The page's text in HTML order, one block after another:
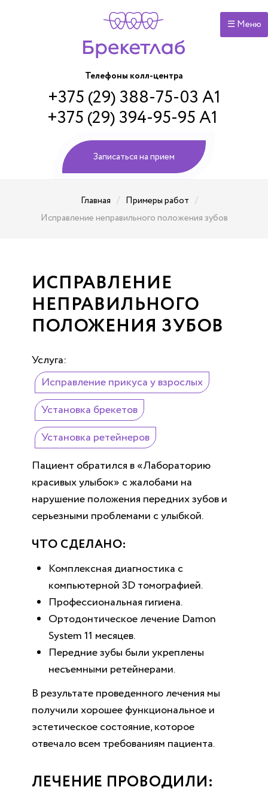
☰ Меню
Телефоны колл-центра
+375 (29) 388-75-03 А1
+375 (29) 394-95-95 А1
Записаться на прием
Главная / Примеры работ /
Исправление неправильного положения зубов
ИСПРАВЛЕНИЕ
НЕПРАВИЛЬНОГО
ПОЛОЖЕНИЯ ЗУБОВ
Услуга:
Исправление прикуса у взрослых
Установка брекетов
Установка ретейнеров
Пациент обратился в «Лабораторию
красивых улыбок» с жалобами на
нарушение положения передних зубов и
серьезными проблемами с улыбкой.
ЧТО СДЕЛАНО:
Комплексная диагностика с
компьютерной 3D томографией.
Профессиональная гигиена.
Ортодонтическое лечение Damon
System 11 месяцев.
Передние зубы были укреплены
несъемными ретейнерами.
В результате проведенного лечения мы
получили хорошее функциональное и
эстетическое состояние, которое
отвечало всем требованиям пациента.
ЛЕЧЕНИЕ ПРОВОДИЛИ: